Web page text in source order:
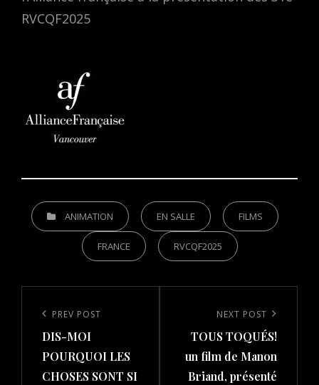
RVCQF2025
CATEGORIESANIMATION EN SALLE FILMS
FRANCE RVCQF2025
navigation
Previous
Post
PREV POST
DIS-MOI
POURQUOI LES
CHOSES SONT SI
Post
NEXT POST
TOUS TOQUÉS!
un film de Manon
Briand, présenté